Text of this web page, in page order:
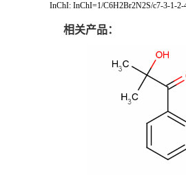
InChI: InChI=1/C6H2Br2N2S/c7-3-1-
相关产品：